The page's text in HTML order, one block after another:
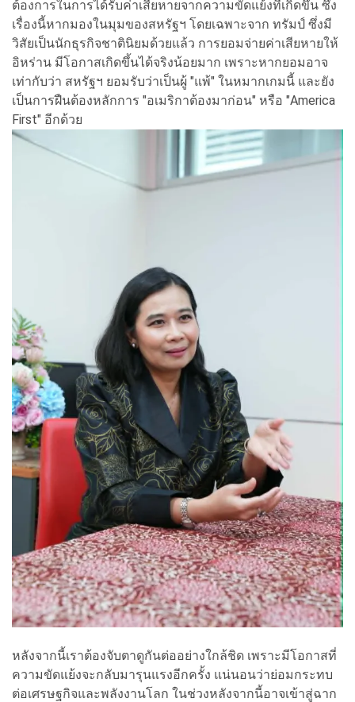
ต้องการในการได้รับค่าเสียหายจากความขัดแย้งที่เกิดขึ้น ซึ่ง
เรื่องนี้หากมองในมุมของสหรัฐฯ โดยเฉพาะจาก ทรัมป์ ซึ่งมี
วิสัยเป็นนักธุรกิจชาตินิยมด้วยแล้ว การยอมจ่ายค่าเสียหายให้
อิหร่าน มีโอกาสเกิดขึ้นได้จริงน้อยมาก เพราะหากยอมอาจ
เท่ากับว่า สหรัฐฯ ยอมรับว่าเป็นผู้ "แพ้" ในหมากเกมนี้ และยัง
เป็นการฝืนต้องหลักการ "อเมริกาต้องมาก่อน" หรือ "America
First" อีกด้วย
หลังจากนี้เราต้องจับตาดูกันต่ออย่างใกล้ชิด เพราะมีโอกาสที่
ความขัดแย้งจะกลับมารุนแรงอีกครั้ง แน่นอนว่าย่อมกระทบ
ต่อเศรษฐกิจและพลังงานโลก ในช่วงหลังจากนี้อาจเข้าสู่ฉาก